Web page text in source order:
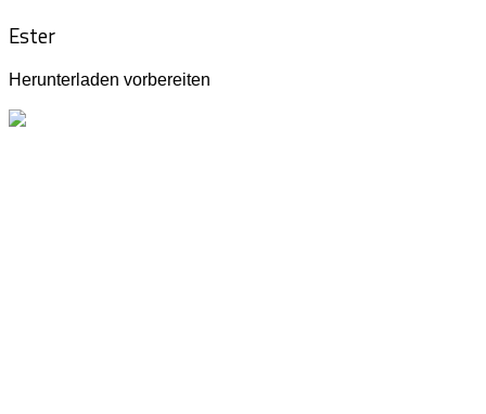
Ester
Herunterladen vorbereiten